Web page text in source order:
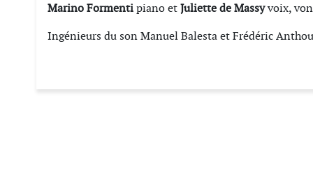
Marino Formentipiano etJuliette de Massyvoix,
Ingénieurs du son Manuel Balesta et Frédéric